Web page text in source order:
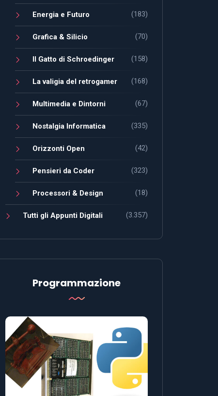
Energia e Futuro (183)
Grafica & Silicio (70)
Il Gatto di Schroedinger (158)
La valigia del retrogamer (168)
Multimedia e Dintorni (67)
Nostalgia Informatica (335)
Orizzonti Open (42)
Pensieri da Coder (323)
Processori & Design (18)
Tutti gli Appunti Digitali (3.357)
Programmazione